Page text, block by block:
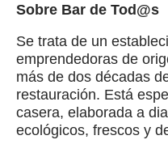
Sobre Bar de Tod@s
Se trata de un
emprendedoras de
más de dos décadas
restauración. Está
casera, elaborada a
ecológicos, frescos y